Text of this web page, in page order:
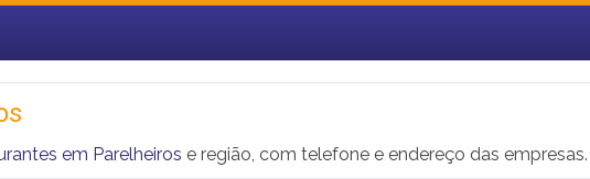
em Parelheiros e região, com telefone e endereço das empresas.